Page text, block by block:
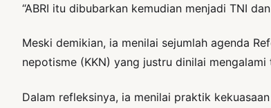
“ABRI itu dibubarkan kemudian menjadi TNI
Meski demikian, ia menilai sejumlah agenda
nepotisme (KKN) yang justru dinilai
Dalam refleksinya, ia menilai praktik